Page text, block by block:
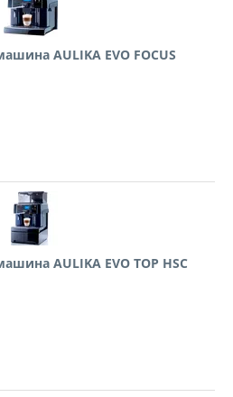
AULIKA EVO FOCUS
AULIKA EVO TOP HSC